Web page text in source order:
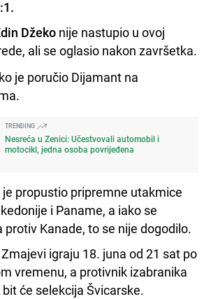
Džeko nije nastupio u ovoj
ali se oglasio nakon završetka.
je poručio Dijamant na
TRENDING
Nesreća u Zenici: Učestvovali automobil i
motocikl, jedna osoba povrijeđena
propustio pripremne utakmice
i Paname, a iako se
Kanade, to se nije dogodilo.
igraju 18. juna od 21 sat po
vremenu, a protivnik izabranika
bit će selekcija Švicarske.